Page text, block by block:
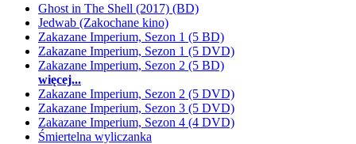
Ghost in The Shell (2017) (BD)
Jedwab (Zakochane kino)
Zakazane Imperium, Sezon 1 (5 BD)
Zakazane Imperium, Sezon 1 (5 DVD)
Zakazane Imperium, Sezon 2 (5 BD)
więcej...
Zakazane Imperium, Sezon 2 (5 DVD)
Zakazane Imperium, Sezon 3 (5 DVD)
Zakazane Imperium, Sezon 4 (4 DVD)
Śmiertelna wyliczanka